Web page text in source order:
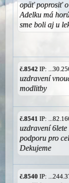
opäť poprosiť
Adelku má
sme boli aj u
č.8542 IP:
uzdravení
modlitby
č.8541 IP:
uzdravení
podporu pro
Dekujeme
č.8540 IP: